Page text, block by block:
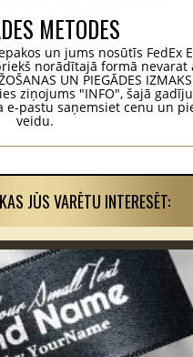
METODES
un jums nosūtīs FedEx
norādītajā formā nevarat
UN PIEGĀDES
ziņojums "INFO", šajā
pastu saņemsiet cenu un
veidu.
JŪS VARĒTU INTERESĒT: